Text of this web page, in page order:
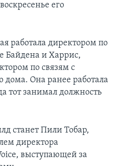
его
работала директором по
Байдена и Харрис,
по связям с
дома. Она ранее работала
тот занимал должность
станет Пили Тобар,
директора
выступающей за